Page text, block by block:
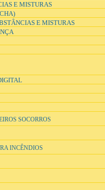
E MISTURAS
E MISTURAS
SOCORROS
INCÊNDIOS
simulator/
Curtipot.html